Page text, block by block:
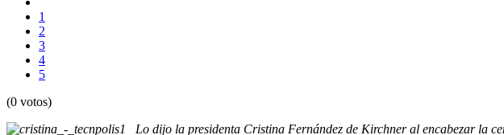
1
2
3
4
5
(0 votos)
Lo dijo la presidenta Cristina Fernández de Kirchner al encabezar la